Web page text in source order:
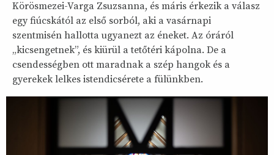
Körösmezei-Varga Zsuzsanna, és máris érkezik a válasz
egy fiúcskától az első sorból, aki a vasárnapi
szentmisén hallotta ugyanezt az éneket. Az óráról
„kicsengetnek”, és kiürül a tetőtéri kápolna. De a
csendességben ott maradnak a szép hangok és a
gyerekek lelkes istendicsérete a fülünkben.